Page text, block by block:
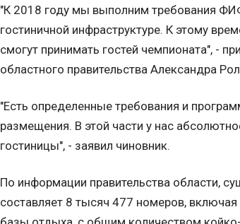
"К 2018 году мы выполним требования
гостиничной инфраструктуре. К этому
смогут принимать гостей чемпионата", -
областного правительства Александра
"Есть определенные требования и
размещения. В этой части у нас
гостиницы", - заявил чиновник.
По информации правительства области,
составляет 8 тысяч 477 номеров,